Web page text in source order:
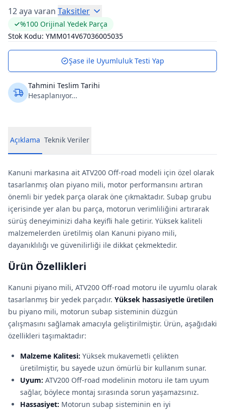
12 aya varan Taksitler
%100 Orijinal Yedek Parça
Stok Kodu: YMM014V67036005035
Şase ile Uyumluluk Testi Yap
Tahmini Teslim Tarihi
Hesaplanıyor...
Açıklama Teknik Veriler
Kanuni markasına ait ATV200 Off-road modeli için özel olarak
tasarlanmış olan piyano mili, motor performansını artıran
önemli bir yedek parça olarak öne çıkmaktadır. Subap grubu
içerisinde yer alan bu parça, motorun verimliliğini artırarak
sürüş deneyiminizi daha keyifli hale getirir. Yüksek kaliteli
malzemelerden üretilmiş olan Kanuni piyano mili,
dayanıklılığı ve güvenilirliği ile dikkat çekmektedir.
Ürün Özellikleri
Kanuni piyano mili, ATV200 Off-road motoru ile uyumlu olarak
tasarlanmış bir yedek parçadır. Yüksek hassasiyetle üretilen
bu piyano mili, motorun subap sisteminin düzgün
çalışmasını sağlamak amacıyla geliştirilmiştir. Ürün, aşağıdaki
özellikleri taşımaktadır:
Malzeme Kalitesi: Yüksek mukavemetli çelikten
üretilmiştir, bu sayede uzun ömürlü bir kullanım sunar.
Uyum: ATV200 Off-road modelinin motoru ile tam uyum
sağlar, böylece montaj sırasında sorun yaşamazsınız.
Hassasiyet: Motorun subap sisteminin en iyi